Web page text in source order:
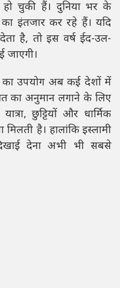
चुकी हैं। दुनिया भर के
इंतजार कर रहे हैं। यदि
है, तो इस वर्ष ईद-उल-
उपयोग अब कई देशों में
का अनुमान लगाने के लिए
छुट्टियों और धार्मिक
मिलती है। हालांकि इस्लामी
देना अभी भी सबसे